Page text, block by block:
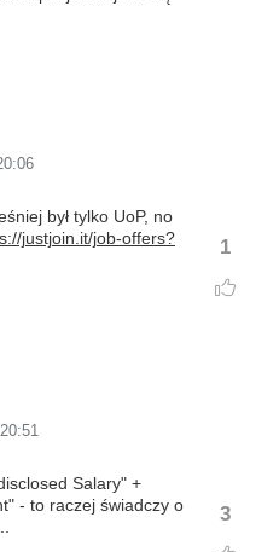
1
był tylko UoP, no
justjoin.it/job-offers?
3
Salary" +
- to raczej świadczy o